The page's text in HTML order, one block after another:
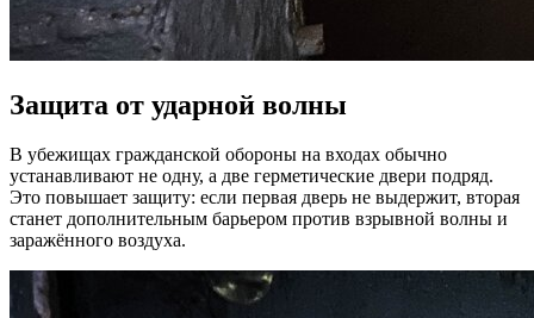
Защита от ударной волны
В убежищах гражданской обороны на входах обычно
устанавливают не одну, а две герметические двери подряд.
Это повышает защиту: если первая дверь не выдержит, вторая
станет дополнительным барьером против взрывной волны и
заражённого воздуха.